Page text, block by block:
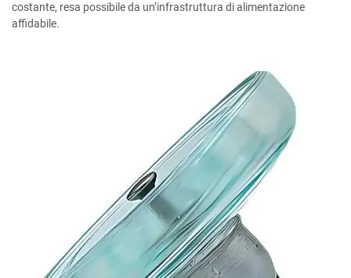
costante, resa possibile da un’infrastruttura di alimentazione
affidabile.